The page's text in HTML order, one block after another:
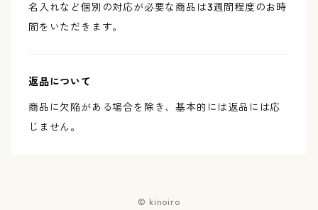
名入れなど個別の対応が必要な商品は3週間程度のお時
間をいただきます。
返品について
商品に欠陥がある場合を除き、基本的には返品には応
じません。
© kinoiro